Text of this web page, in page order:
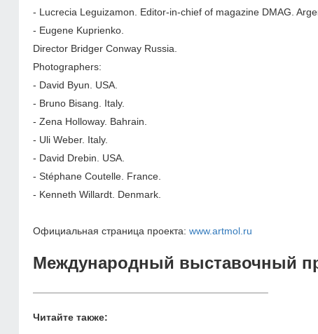
- Lucrecia Leguizamon. Editor-in-chief of magazine DMAG.
- Eugene Kuprienko.
Director Bridger Conway Russia.
Photographers:
- David Byun. USA.
- Bruno Bisang. Italy.
- Zena Holloway. Bahrain.
- Uli Weber. Italy.
- David Drebin. USA.
- Stéphane Coutelle. France.
- Kenneth Willardt. Denmark.
Официальная страница проекта: www.artmol.ru
Международный выставочный
Читайте также: